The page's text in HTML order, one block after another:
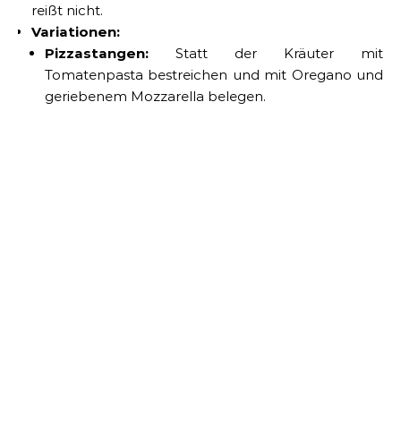
reißt nicht.
Variationen:
Pizzastangen: Statt der Kräuter mit
Tomatenpasta bestreichen und mit Oregano und
geriebenem Mozzarella belegen.